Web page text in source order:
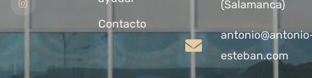
Contacto
(Salamanca)
esteban.com